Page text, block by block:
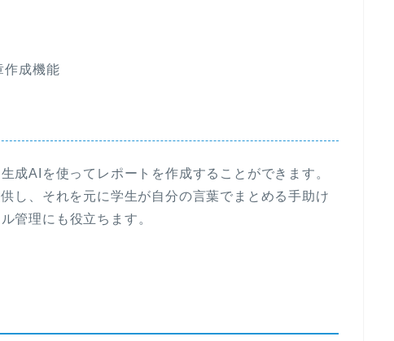
作成機能
成AIを使ってレポートを作成することができます。
し、それを元に学生が自分の言葉でまとめる手助け
管理にも役立ちます。